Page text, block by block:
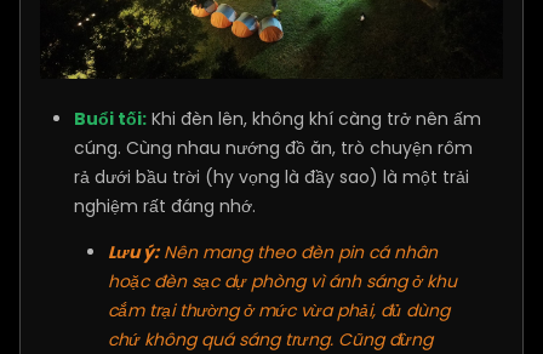
Buổi tối: Khi đèn lên, không khí càng trở nên ấm
cúng. Cùng nhau nướng đồ ăn, trò chuyện rôm
rả dưới bầu trời (hy vọng là đầy sao) là một trải
nghiệm rất đáng nhớ.
Lưu ý:Nên mang theo đèn pin cá nhân
hoặc đèn sạc dự phòng vì ánh sáng ở khu
cắm trại thường ở mức vừa phải, đủ dùng
chứ không quá sáng trưng. Cũng đừng